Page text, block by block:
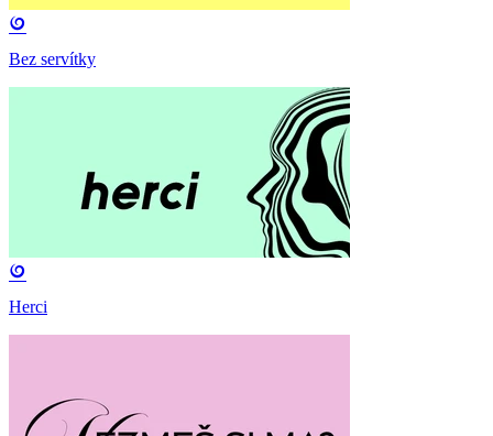
Bez servítky
Herci